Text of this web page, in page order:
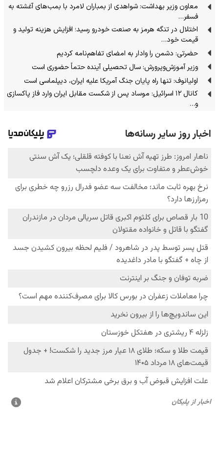
معاون وزیر بهداشت: شواهدی از بمباران لامرد با بمب‌های آغشته به
فسفر…
اختلال در تنگه هرمز به صنعت خودرو رسید؛ افزایش هزینه تولید و
قیمت خود…
حضرتی: دشمن را وادار به امضای تفاهم‌نامه کردیم
وزیر آموزش‌وپرورش: سال تحصیلی آینده حتماً حضوری است
اولیانوف: تنها راه پایان جنگ آمریکا علیه ایران، دیپلماسی است
کانال ۱۲ اسرائیل: موساد پس از شکست مقابل ایران وارد فاز پاکسازی
و…